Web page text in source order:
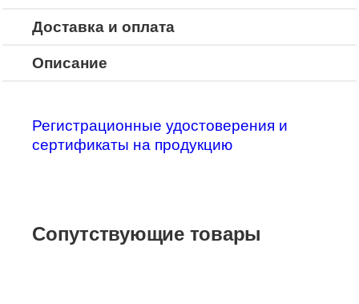
Доставка и оплата
Описание
Регистрационные удостоверения и
сертификаты на продукцию
Сопутствующие товары